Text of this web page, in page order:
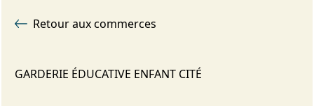
Retour aux commerces
GARDERIE ÉDUCATIVE ENFANT CITÉ